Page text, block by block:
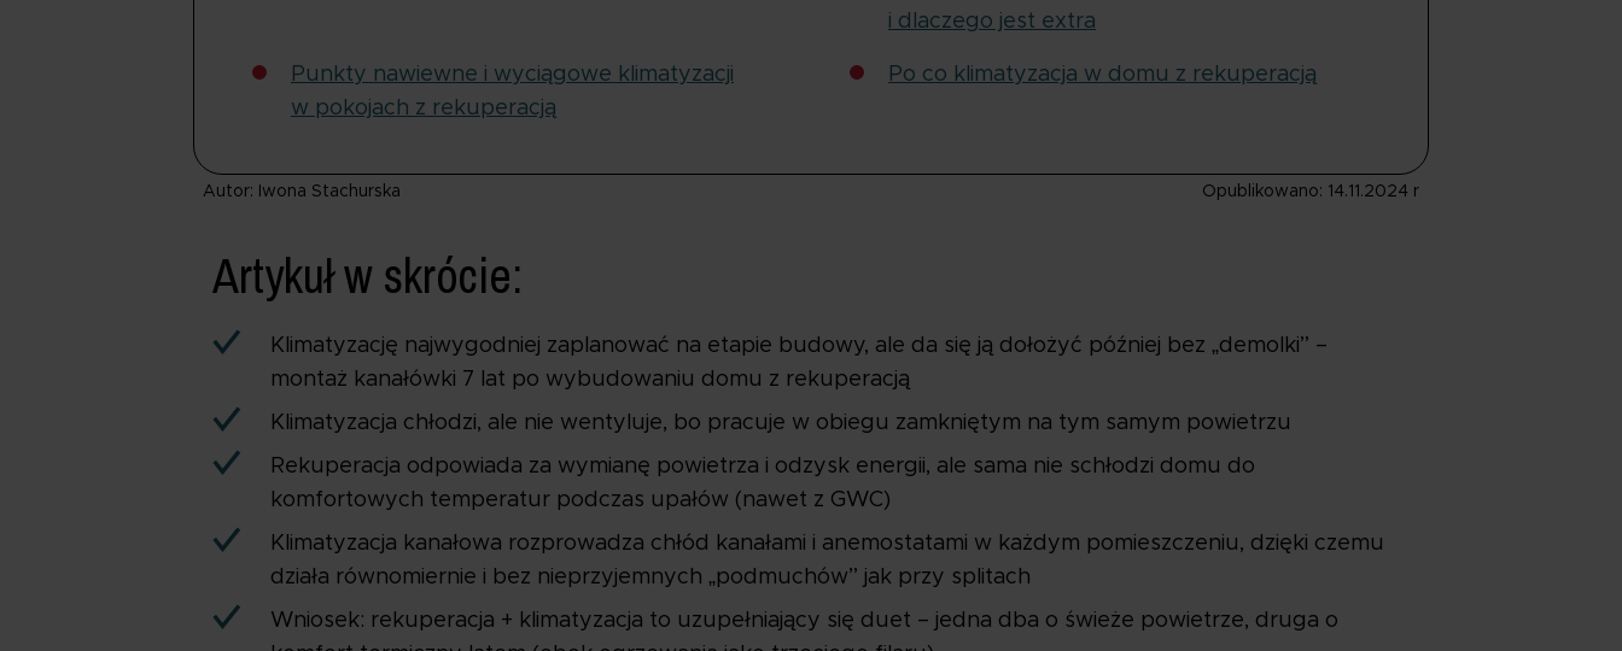
i dlaczego jest extra
Punkty nawiewne i wyciągowe klimatyzacji
w pokojach z rekuperacją
Po co klimatyzacja w domu z rekuperacją
Autor: Iwona Stachurska Opublikowano: 14.11.2024 r
Artykuł w skrócie:
Klimatyzację najwygodniej zaplanować na etapie budowy, ale da się ją dołożyć później bez „demolki” –
montaż kanałówki 7 lat po wybudowaniu domu z rekuperacją
Klimatyzacja chłodzi, ale nie wentyluje, bo pracuje w obiegu zamkniętym na tym samym powietrzu
Rekuperacja odpowiada za wymianę powietrza i odzysk energii, ale sama nie schłodzi domu do
komfortowych temperatur podczas upałów (nawet z GWC)
Klimatyzacja kanałowa rozprowadza chłód kanałami i anemostatami w każdym pomieszczeniu, dzięki czemu
działa równomiernie i bez nieprzyjemnych „podmuchów” jak przy splitach
Wniosek: rekuperacja + klimatyzacja to uzupełniający się duet – jedna dba o świeże powietrze, druga o